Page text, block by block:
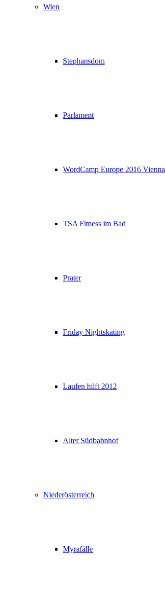
Wien
Stephansdom
Parlament
WordCamp Europe 2016 Vienna
TSA Fitness im Bad
Prater
Friday Nightskating
Laufen hilft 2012
Alter Südbahnhof
Niederösterreich
Myrafälle